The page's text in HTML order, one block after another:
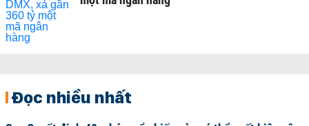
Đọc nhiều nhất